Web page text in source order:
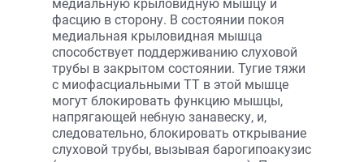
медиальную крыловидную мышцу и
фасцию в сторону. В состоянии покоя
медиальная крыловидная мышца
способствует поддерживанию слуховой
трубы в закрытом состоянии. Тугие тяжи
с миофасциальными ТТ в этой мышце
могут блокировать функцию мышцы,
напрягающей небную занавеску, и,
следовательно, блокировать открывание
слуховой трубы, вызывая барогипоакузис